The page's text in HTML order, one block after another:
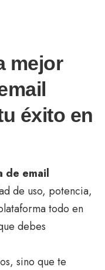
mejor
éxito en
de email
de uso, potencia,
todo en
debes
sino que te